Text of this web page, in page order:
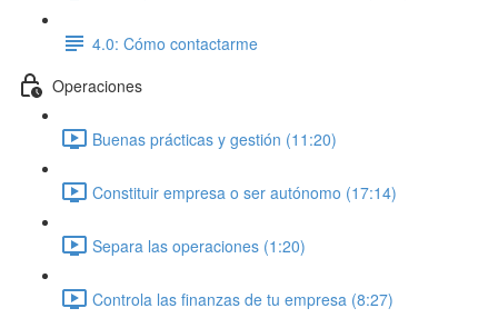
4.0: Cómo contactarme
Operaciones
Buenas prácticas y gestión (11:20)
Constituir empresa o ser autónomo (17:14)
Separa las operaciones (1:20)
Controla las finanzas de tu empresa (8:27)